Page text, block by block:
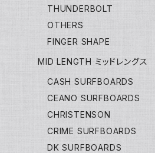
THUNDERBOLT
OTHERS
FINGER SHAPE
MID LENGTH ミッドレングス
CASH SURFBOARDS
CEANO SURFBOARDS
CHRISTENSON
CRIME SURFBOARDS
DK SURFBOARDS